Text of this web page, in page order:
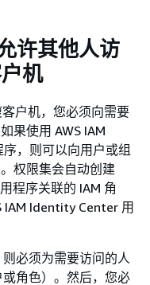
许其他人访
机
户机，您必须向需要
果使用 AWS IAM
，则可以向用户或组
权限集会自动创建
程序关联的 IAM 角
IAM Identity Center 用
必须为需要访问的人
角色）。然后，您必